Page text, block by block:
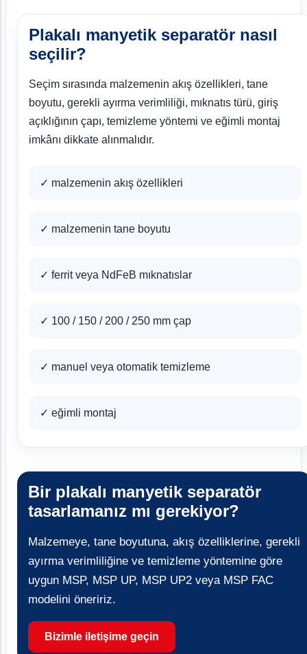
Plakalı manyetik separatör nasıl
seçilir?
Seçim sırasında malzemenin akış özellikleri, tane
boyutu, gerekli ayırma verimliliği, mıknatıs türü, giriş
açıklığının çapı, temizleme yöntemi ve eğimli montaj
imkânı dikkate alınmalıdır.
✓ malzemenin akış özellikleri
✓ malzemenin tane boyutu
✓ ferrit veya NdFeB mıknatıslar
✓ 100 / 150 / 200 / 250 mm çap
✓ manuel veya otomatik temizleme
✓ eğimli montaj
Bir plakalı manyetik separatör
tasarlamanız mı gerekiyor?
Malzemeye, tane boyutuna, akış özelliklerine, gerekli
ayırma verimliliğine ve temizleme yöntemine göre
uygun MSP, MSP UP, MSP UP2 veya MSP FAC
modelini öneririz.
Bizimle iletişime geçin